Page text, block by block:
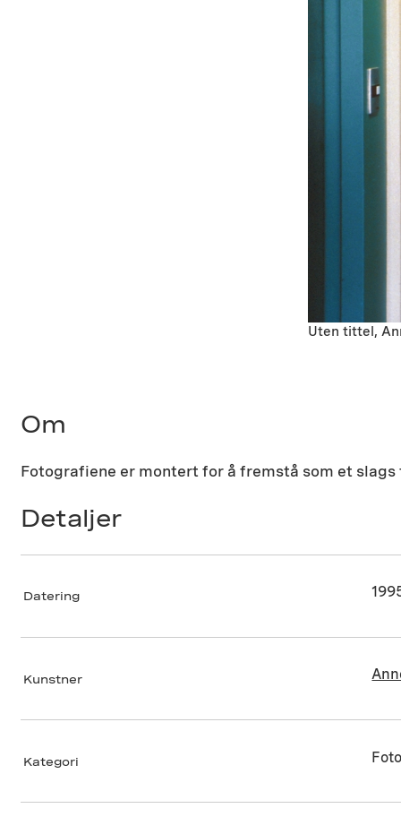
Uten tittel,
Om
Fotografiene er montert for å fremstå som et
Detaljer
Datering
Kunstner
Kategori